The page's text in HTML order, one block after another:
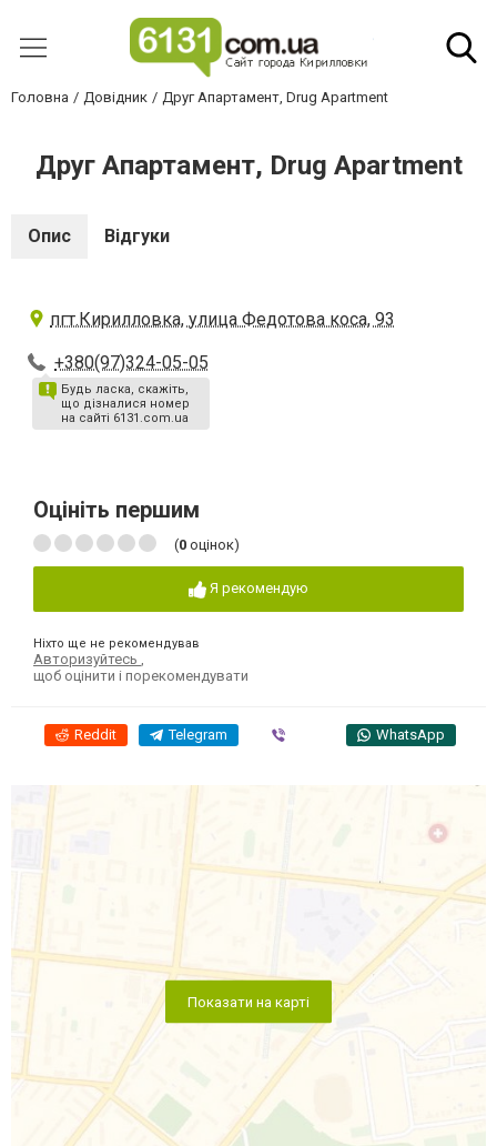
Головна Довідник Друг Апартамент, Drug Apartment
Друг Апартамент, Drug Apartment
Опис Відгуки
пгт.Кирилловка, улица Федотова коса, 93
+380(97)324-05-05
Будь ласка, скажіть,
що дізналися номер
на сайті 6131.com.ua
Оцініть першим
(0 оцінок)
Я рекомендую
Ніхто ще не рекомендував
Авторизуйтесь
щоб оцінити і порекомендувати
Reddit Telegram WhatsApp
Показати на карті